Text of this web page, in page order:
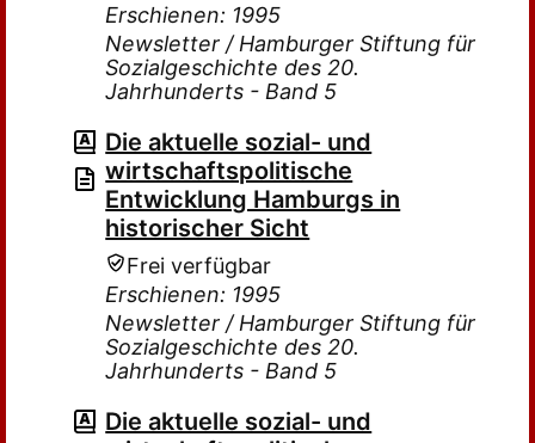
Erschienen: 1995
Newsletter / Hamburger Stiftung für
Sozialgeschichte des 20.
Jahrhunderts - Band 5
Die aktuelle sozial- und
wirtschaftspolitische
Entwicklung Hamburgs in
historischer Sicht
Frei verfügbar
Erschienen: 1995
Newsletter / Hamburger Stiftung für
Sozialgeschichte des 20.
Jahrhunderts - Band 5
Die aktuelle sozial- und